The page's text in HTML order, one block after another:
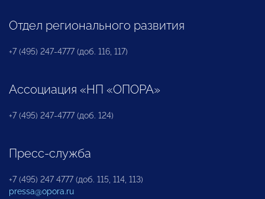
Отдел регионального развития
+7 (495) 247-4777 (доб. 116, 117)
Ассоциация «НП «ОПОРА»
+7 (495) 247-4777 (доб. 124)
Пресс-служба
+7 (495) 247 4777 (доб. 115, 114, 113)
pressa@opora.ru